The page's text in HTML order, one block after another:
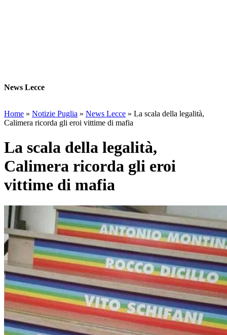
News Lecce
Home » Notizie Puglia » News Lecce » La scala della legalità,
Calimera ricorda gli eroi vittime di mafia
La scala della legalità,
Calimera ricorda gli eroi
vittime di mafia